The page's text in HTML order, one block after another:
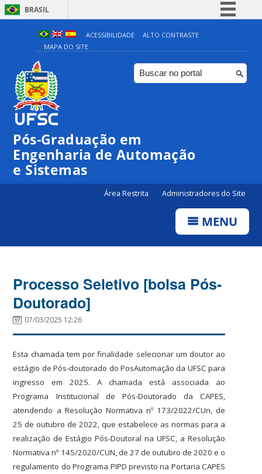
BRASIL
Simplifique!
Comunica BR
Participe
ACESSIBILIDADE
ALTO CONTRASTE
MAPA DO SITE
Pós-Graduação em
Engenharia de Automação
e Sistemas
Área Restrita Administradores do Site
MENU
Processo Seletivo [bolsa Pós-
Doutorado]
07/03/2025 12:26
Esta chamada tem por finalidade selecionar um doutor ao
estágio de Pós-doutorado do PosAutomação da UFSC para
ingresso em 2025. A chamada está associada ao
Programa Institucional de Pós-Doutorado da CAPES,
atendendo a Resolução Normativa nº 173/2022/CUn, de
25 de outubro de 2022, que estabelece as normas para a
realização de Estágio Pós-Doutoral na UFSC, a Resolução
Normativa nº 145/2020/CUN, de 27 de outubro de 2020 e o
regulamento do Programa PIPD previsto na Portaria CAPES